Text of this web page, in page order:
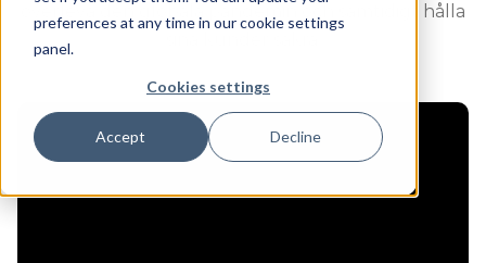
preferences at any time in our cookie settings
panel.
Cookies settings
Accept Decline
överleva den globala pandemin och samtidigt hålla